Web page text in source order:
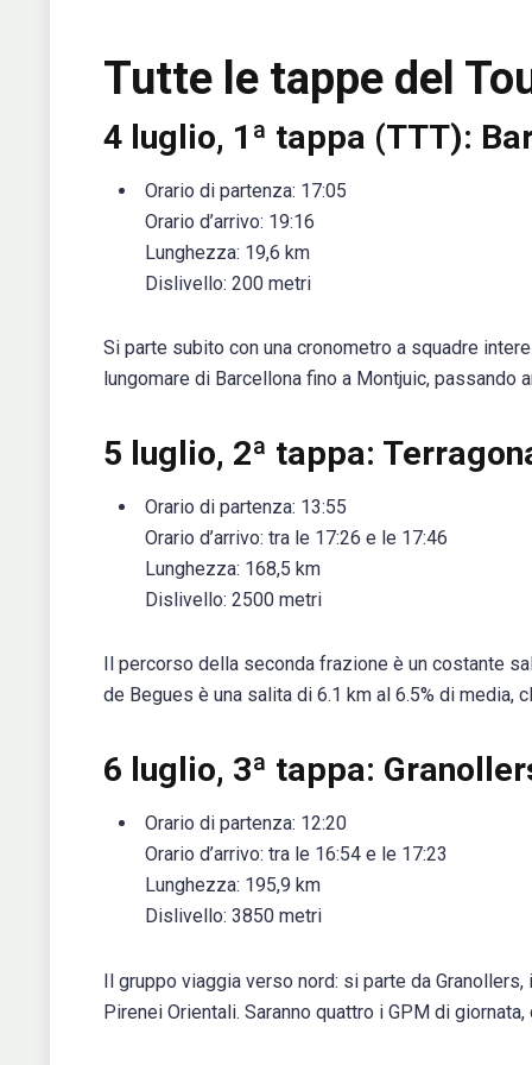
Tutte le tappe del
4 luglio, 1ª tappa (TTT):
Orario di partenza: 17:05
Orario d’arrivo: 19:16
Lunghezza: 19,6 km
Dislivello: 200 metri
Si parte subito con una cronometro a squadre
lungomare di Barcellona fino a Montjuic, passando
5 luglio, 2ª tappa:
Orario di partenza: 13:55
Orario d’arrivo: tra le 17:26 e le 17:46
Lunghezza: 168,5 km
Dislivello: 2500 metri
Il percorso della seconda frazione è un costante
de Begues è una salita di 6.1 km al 6.5% di media,
6 luglio, 3ª tappa:
Orario di partenza: 12:20
Orario d’arrivo: tra le 16:54 e le 17:23
Lunghezza: 195,9 km
Dislivello: 3850 metri
Il gruppo viaggia verso nord: si parte da
Pirenei Orientali. Saranno quattro i GPM di